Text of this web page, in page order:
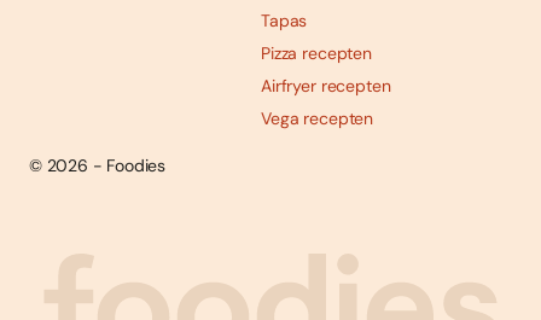
Abonneren
Tapas
Pizza recepten
Airfryer recepten
Vega recepten
© 2026 - Foodies